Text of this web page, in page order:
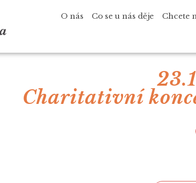
O nás Co se u nás děje Chcete
Charitativní